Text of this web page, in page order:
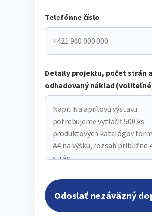
Telefónne číslo
Detaily projektu, počet strán a
odhadovaný náklad
Odoslať nezáväzný